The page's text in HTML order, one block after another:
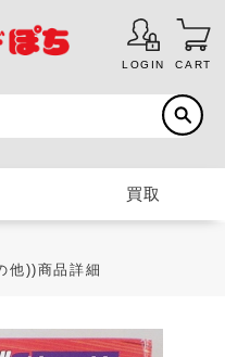
LOGIN CART
買取
他))商品詳細